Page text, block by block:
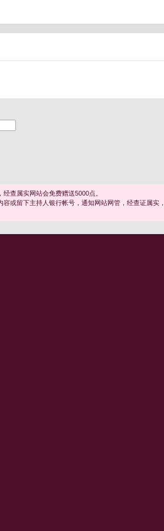
查属实网站会免费赠送5000点。
或留下主持人银行帐号，通知网站网管，经查证属实